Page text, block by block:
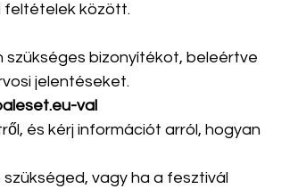
feltételek között.
szükséges bizonyítékot, beleértve
jelentéseket.
val
és kérj információt arról, hogyan
vagy ha a fesztivál